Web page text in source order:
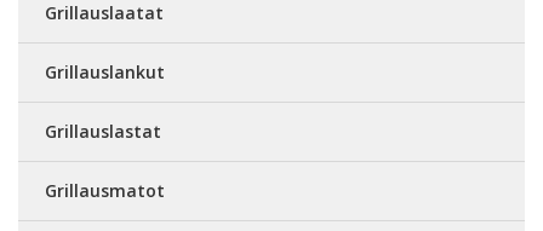
Grillauslaatat
Grillauslankut
Grillauslastat
Grillausmatot